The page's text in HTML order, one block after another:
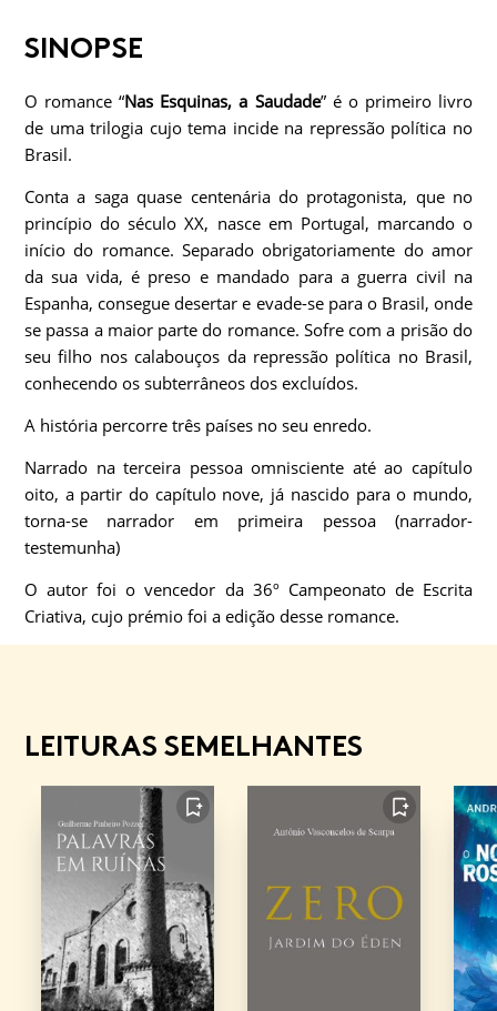
SINOPSE
O romance “Nas Esquinas, a Saudade” é o primeiro livro
de uma trilogia cujo tema incide na repressão política no
Brasil.
Conta a saga quase centenária do protagonista, que no
princípio do século XX, nasce em Portugal, marcando o
início do romance. Separado obrigatoriamente do amor
da sua vida, é preso e mandado para a guerra civil na
Espanha, consegue desertar e evade-se para o Brasil, onde
se passa a maior parte do romance. Sofre com a prisão do
seu filho nos calabouços da repressão política no Brasil,
conhecendo os subterrâneos dos excluídos.
A história percorre três países no seu enredo.
Narrado na terceira pessoa omnisciente até ao capítulo
oito, a partir do capítulo nove, já nascido para o mundo,
torna-se narrador em primeira pessoa (narrador-
testemunha)
O autor foi o vencedor da 36º Campeonato de Escrita
Criativa, cujo prémio foi a edição desse romance.
LEITURAS SEMELHANTES
FAVORITO FAVORITO